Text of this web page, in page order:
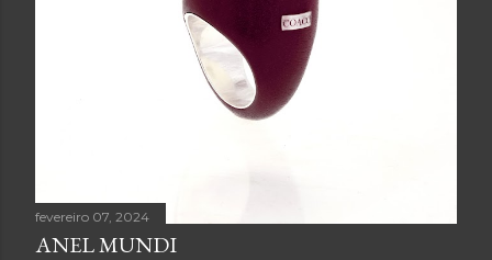
fevereiro 07, 2024
ANEL MUNDI